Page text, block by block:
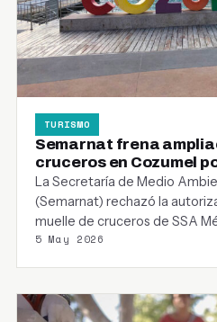
TURISMO
Semarnat frena
cruceros en Cozumel
La Secretaría de Medio
(Semarnat) rechazó la
muelle de cruceros de SSA
5 May 2026